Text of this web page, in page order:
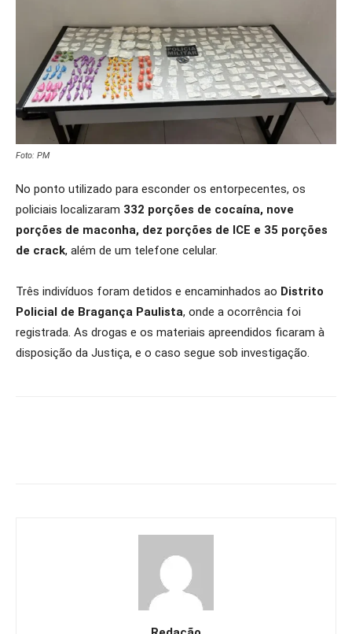
Foto: PM
No ponto utilizado para esconder os entorpecentes, os
policiais localizaram 332 porções de cocaína, nove
porções de maconha, dez porções de ICE e 35 porções
de crack, além de um telefone celular.
Três indivíduos foram detidos e encaminhados ao Distrito
Policial de Bragança Paulista, onde a ocorrência foi
registrada. As drogas e os materiais apreendidos ficaram à
disposição da Justiça, e o caso segue sob investigação.